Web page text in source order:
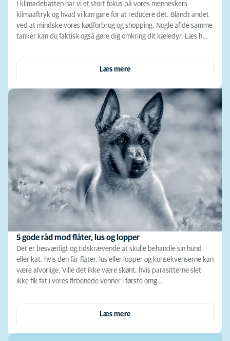
I klimadebatten har vi et stort fokus på vores menneskers
klimaaftryk og hvad vi kan gøre for at reducere det. Blandt andet
ved at mindske vores kødforbrug og shopping. Nogle af de samme
tanker kan du faktisk også gøre dig omkring dit kæledyr. Læs h…
Læs mere
5 gode råd mod flåter, lus og lopper
Det er besværligt og tidskrævende at skulle behandle sin hund
eller kat, hvis den får flåter, lus eller lopper og konsekvenserne kan
være alvorlige. Ville det ikke være skønt, hvis parasitterne slet
ikke fik fat i vores firbenede venner i første omg…
Læs mere